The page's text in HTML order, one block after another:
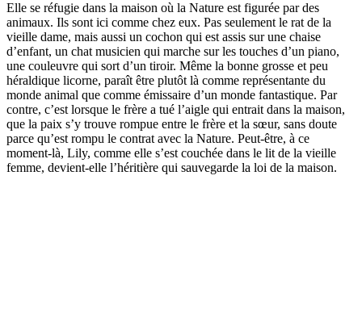
Elle se réfugie dans la maison où la Nature est figurée par des
animaux. Ils sont ici comme chez eux. Pas seulement le rat de la
vieille dame, mais aussi un cochon qui est assis sur une chaise
d’enfant, un chat musicien qui marche sur les touches d’un piano,
une couleuvre qui sort d’un tiroir. Même la bonne grosse et peu
héraldique licorne, paraît être plutôt là comme représentante du
monde animal que comme émissaire d’un monde fantastique. Par
contre, c’est lorsque le frère a tué l’aigle qui entrait dans la maison,
que la paix s’y trouve rompue entre le frère et la sœur, sans doute
parce qu’est rompu le contrat avec la Nature. Peut-être, à ce
moment-là, Lily, comme elle s’est couchée dans le lit de la vieille
femme, devient-elle l’héritière qui sauvegarde la loi de la maison.